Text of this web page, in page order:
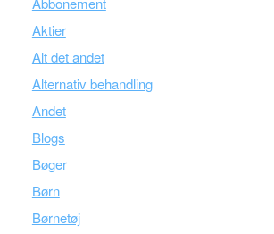
Aktier
Alt det andet
Alternativ behandling
Andet
Blogs
Bøger
Børn
Børnetøj